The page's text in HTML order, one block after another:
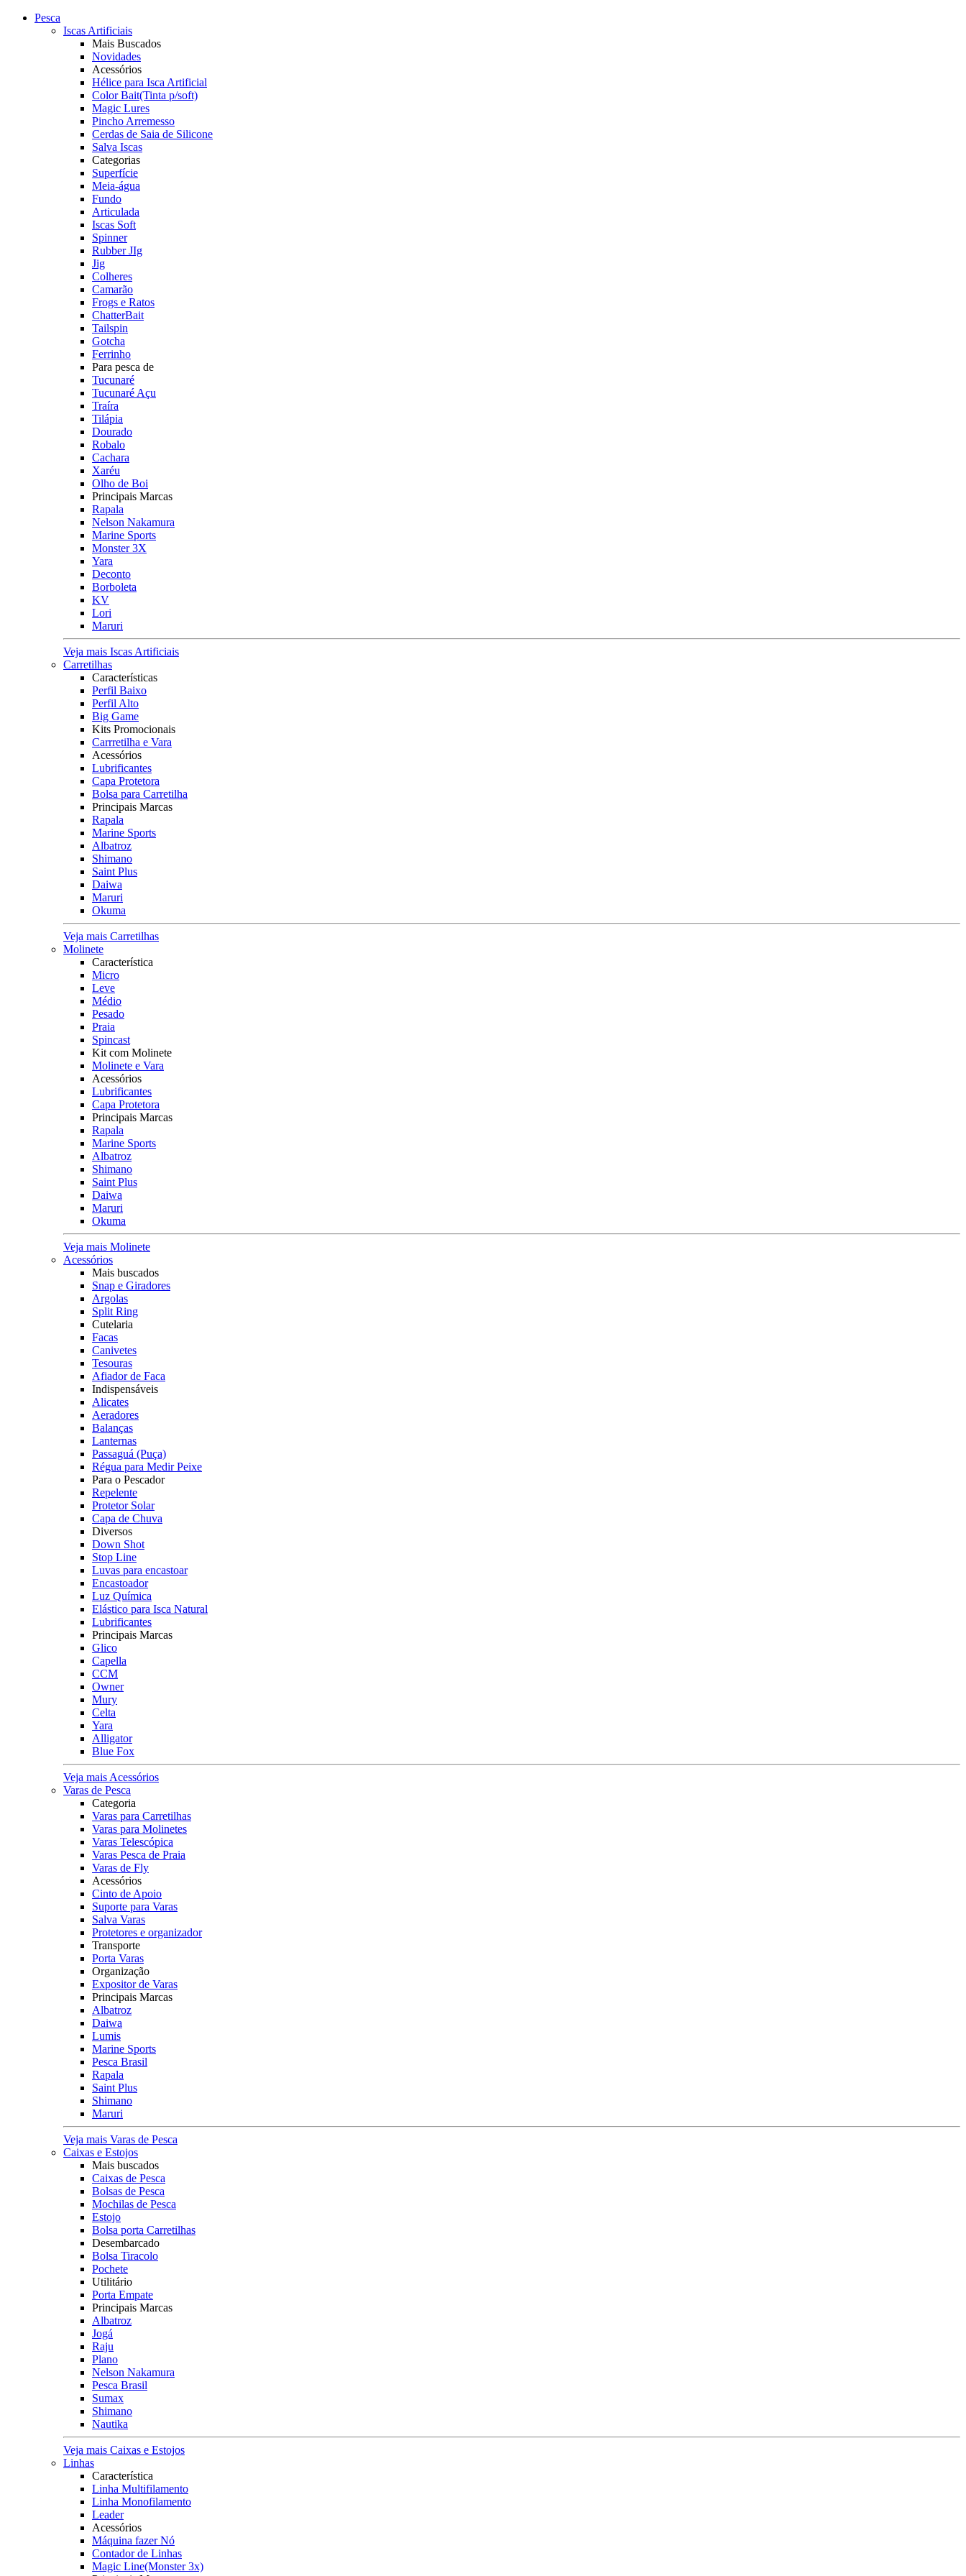
Pesca
Iscas Artificiais
Mais Buscados
Novidades
Acessórios
Hélice para Isca Artificial
Color Bait(Tinta p/soft)
Magic Lures
Pincho Arremesso
Cerdas de Saia de Silicone
Salva Iscas
Categorias
Superfície
Meia-água
Fundo
Articulada
Iscas Soft
Spinner
Rubber JIg
Jig
Colheres
Camarão
Frogs e Ratos
ChatterBait
Tailspin
Gotcha
Ferrinho
Para pesca de
Tucunaré
Tucunaré Açu
Traíra
Tilápia
Dourado
Robalo
Cachara
Xaréu
Olho de Boi
Principais Marcas
Rapala
Nelson Nakamura
Marine Sports
Monster 3X
Yara
Deconto
Borboleta
KV
Lori
Maruri
Veja mais Iscas Artificiais
Carretilhas
Características
Perfil Baixo
Perfil Alto
Big Game
Kits Promocionais
Carrretilha e Vara
Acessórios
Lubrificantes
Capa Protetora
Bolsa para Carretilha
Principais Marcas
Rapala
Marine Sports
Albatroz
Shimano
Saint Plus
Daiwa
Maruri
Okuma
Veja mais Carretilhas
Molinete
Característica
Micro
Leve
Médio
Pesado
Praia
Spincast
Kit com Molinete
Molinete e Vara
Acessórios
Lubrificantes
Capa Protetora
Principais Marcas
Rapala
Marine Sports
Albatroz
Shimano
Saint Plus
Daiwa
Maruri
Okuma
Veja mais Molinete
Acessórios
Mais buscados
Snap e Giradores
Argolas
Split Ring
Cutelaria
Facas
Canivetes
Tesouras
Afiador de Faca
Indispensáveis
Alicates
Aeradores
Balanças
Lanternas
Passaguá (Puça)
Régua para Medir Peixe
Para o Pescador
Repelente
Protetor Solar
Capa de Chuva
Diversos
Down Shot
Stop Line
Luvas para encastoar
Encastoador
Luz Química
Elástico para Isca Natural
Lubrificantes
Principais Marcas
Glico
Capella
CCM
Owner
Mury
Celta
Yara
Alligator
Blue Fox
Veja mais Acessórios
Varas de Pesca
Categoria
Varas para Carretilhas
Varas para Molinetes
Varas Telescópica
Varas Pesca de Praia
Varas de Fly
Acessórios
Cinto de Apoio
Suporte para Varas
Salva Varas
Protetores e organizador
Transporte
Porta Varas
Organização
Expositor de Varas
Principais Marcas
Albatroz
Daiwa
Lumis
Marine Sports
Pesca Brasil
Rapala
Saint Plus
Shimano
Maruri
Veja mais Varas de Pesca
Caixas e Estojos
Mais buscados
Caixas de Pesca
Bolsas de Pesca
Mochilas de Pesca
Estojo
Bolsa porta Carretilhas
Desembarcado
Bolsa Tiracolo
Pochete
Utilitário
Porta Empate
Principais Marcas
Albatroz
Jogá
Raju
Plano
Nelson Nakamura
Pesca Brasil
Sumax
Shimano
Nautika
Veja mais Caixas e Estojos
Linhas
Característica
Linha Multifilamento
Linha Monofilamento
Leader
Acessórios
Máquina fazer Nó
Contador de Linhas
Magic Line(Monster 3x)